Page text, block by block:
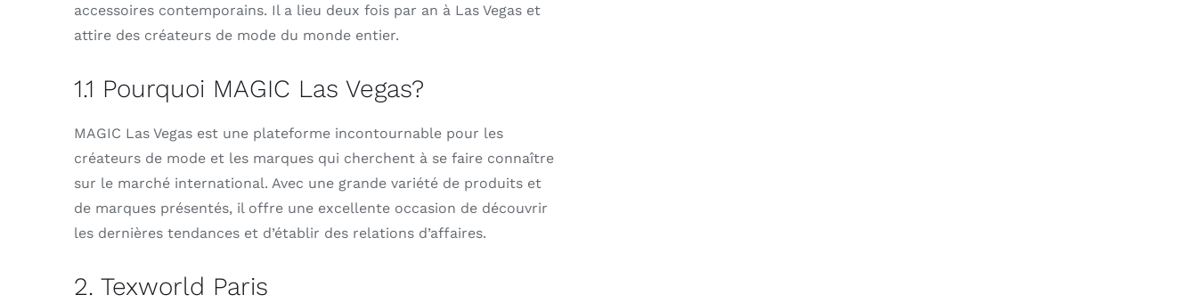
accessoires contemporains. Il a lieu deux fois par an à Las Vegas et
attire des créateurs de mode du monde entier.
1.1 Pourquoi MAGIC Las Vegas?
MAGIC Las Vegas est une plateforme incontournable pour les
créateurs de mode et les marques qui cherchent à se faire connaître
sur le marché international. Avec une grande variété de produits et
de marques présentés, il offre une excellente occasion de découvrir
les dernières tendances et d’établir des relations d’affaires.
2. Texworld Paris